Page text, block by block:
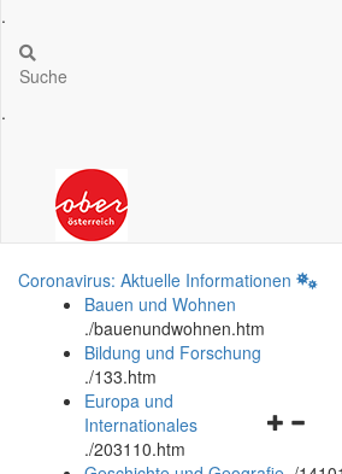
.
Suche
.
Coronavirus: Aktuelle Informationen
Bauen und Wohnen
./bauenundwohnen.htm
Bildung und Forschung
./133.htm
und
Europa und
Internationales
./203110.htm